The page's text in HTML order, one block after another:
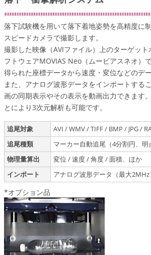
落下試験機を用いて落下着地姿勢を高精度に
スピードカメラで撮影します。
撮影した映像（AVIファイル）上のターゲッ
フトウェアMOVIAS Neo（ムービアスネオ）
得られた座標データから速度・変位などのデ
また、アナログ波形データをインポートする
画の同期表示やその表示を動画出力できます
とにより3次元解析も可能です。
追尾対象
AVI / WMV / TIFF / BMP / JPG /
追尾種類
マーカー自動追尾（4分割円、明
物理量算出
変位 / 速度 / 角度 / 面積、ほか
インポート
アナログ波形データ（最大
*オプション品